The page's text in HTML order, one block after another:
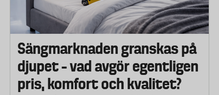
Sängmarknaden granskas på
djupet – vad avgör egentligen
pris, komfort och kvalitet?